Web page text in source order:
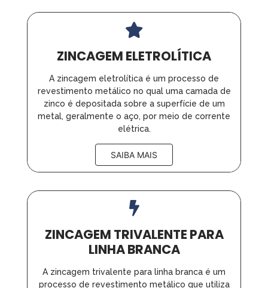
ZINCAGEM ELETROLÍTICA
A zincagem eletrolítica é um processo de
revestimento metálico no qual uma camada de
zinco é depositada sobre a superfície de um
metal, geralmente o aço, por meio de corrente
elétrica.
SAIBA MAIS
ZINCAGEM TRIVALENTE PARA
LINHA BRANCA
A zincagem trivalente para linha branca é um
processo de revestimento metálico que utiliza